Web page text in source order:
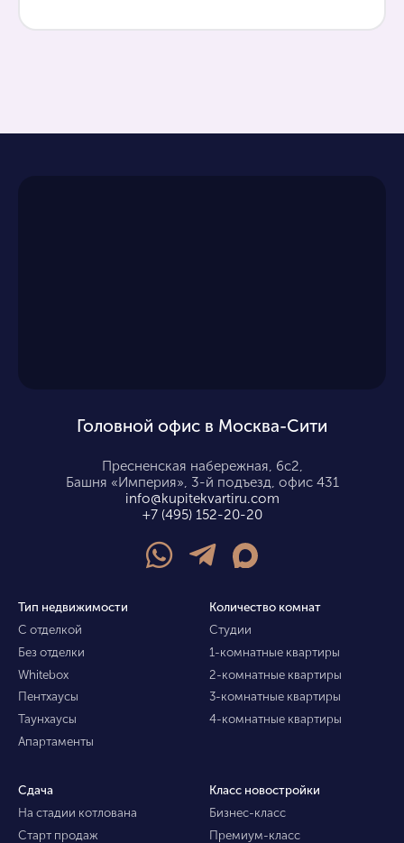
Головной офис в Москва-Сити
Пресненская набережная, 6с2,
Башня «Империя», 3-й подъезд, офис 431
info@kupitekvartiru.com
+7 (495) 152-20-20
Тип недвижимости
С отделкой
Без отделки
Whitebox
Пентхаусы
Таунхаусы
Апартаменты
Количество комнат
Студии
1-комнатные квартиры
2-комнатные квартиры
3-комнатные квартиры
4-комнатные квартиры
Сдача
На стадии котлована
Старт продаж
Класс новостройки
Бизнес-класс
Премиум-класс